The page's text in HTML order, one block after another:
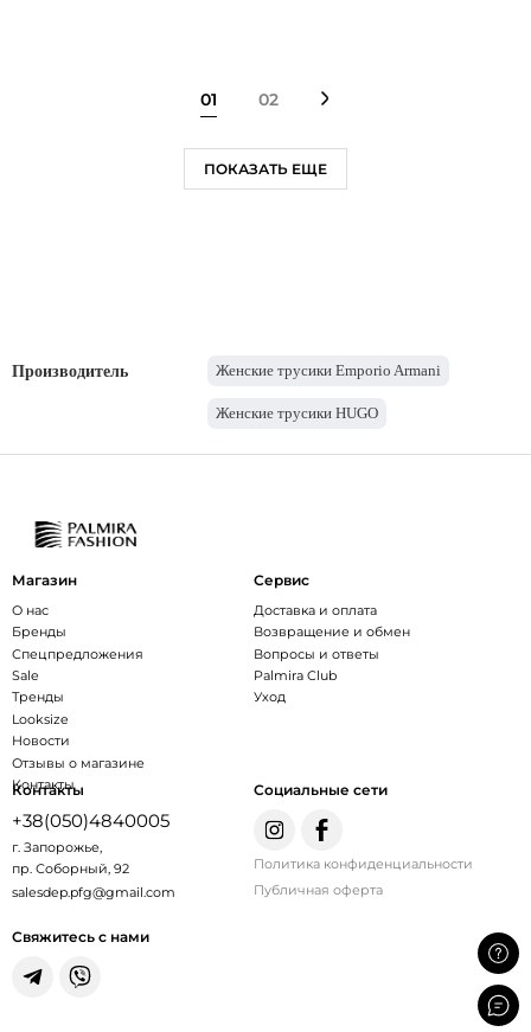
01 02
ПОКАЗАТЬ ЕЩЕ
Производитель Женские трусики Emporio Armani
Женские трусики HUGO
Магазин
О нас
Бренды
Спецпредложения
Sale
Тренды
Looksize
Новости
Отзывы о магазине
Контакты
Сервис
Доставка и оплата
Возвращение и обмен
Вопросы и ответы
Palmira Club
Уход
Контакты
+38(050)4840005
г. Запорожье,
пр. Соборный, 92
salesdep.pfg@gmail.com
Свяжитесь с нами
Социальные сети
Политика конфиденциальности
Публичная оферта